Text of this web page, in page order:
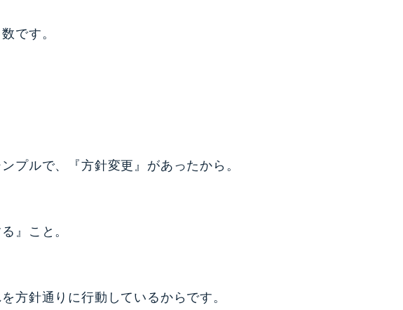
です。
プルで、『方針変更』があったから。
』こと。
方針通りに行動しているからです。